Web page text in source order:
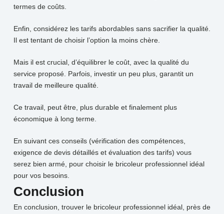
termes de coûts.
Enfin, considérez les tarifs abordables sans sacrifier la qualité.
Il est tentant de choisir l’option la moins chère.
Mais il est crucial, d’équilibrer le coût, avec la qualité du
service proposé. Parfois, investir un peu plus, garantit un
travail de meilleure qualité.
Ce travail, peut être, plus durable et finalement plus
économique à long terme.
En suivant ces conseils (vérification des compétences,
exigence de devis détaillés et évaluation des tarifs) vous
serez bien armé, pour choisir le bricoleur professionnel idéal
pour vos besoins.
Conclusion
En conclusion, trouver le bricoleur professionnel idéal, près de